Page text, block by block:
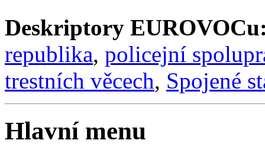
Deskriptory
republika, policejní
trestních věcech, Spojené
Hlavní menu